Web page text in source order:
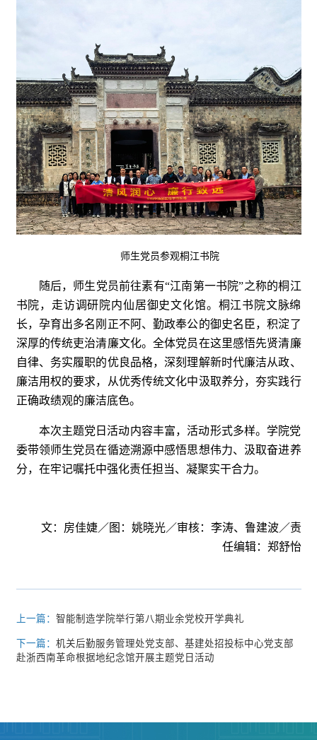
师生党员参观桐江书院
随后，师生党员前往素有“江南第一书院”之称的桐江
书院，走访调研院内仙居御史文化馆。桐江书院文脉绵
长，孕育出多名刚正不阿、勤政奉公的御史名臣，积淀了
深厚的传统吏治清廉文化。全体党员在这里感悟先贤清廉
自律、务实履职的优良品格，深刻理解新时代廉洁从政、
廉洁用权的要求，从优秀传统文化中汲取养分，夯实践行
正确政绩观的廉洁底色。
本次主题党日活动内容丰富，活动形式多样。学院党
委带领师生党员在循迹溯源中感悟思想伟力、汲取奋进养
分，在牢记嘱托中强化责任担当、凝聚实干合力。
文：房佳婕／图：姚晓光／审核：李涛、鲁建波／责
任编辑：郑舒怡
上一篇： 智能制造学院举行第八期业余党校开学典礼
下一篇： 机关后勤服务管理处党支部、基建处招投标中心党支部
赴浙西南革命根据地纪念馆开展主题党日活动